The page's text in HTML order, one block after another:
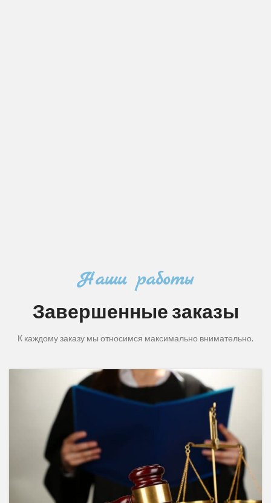
Наши работы
Завершенные заказы
К каждому заказу мы относимся максимально внимательно.